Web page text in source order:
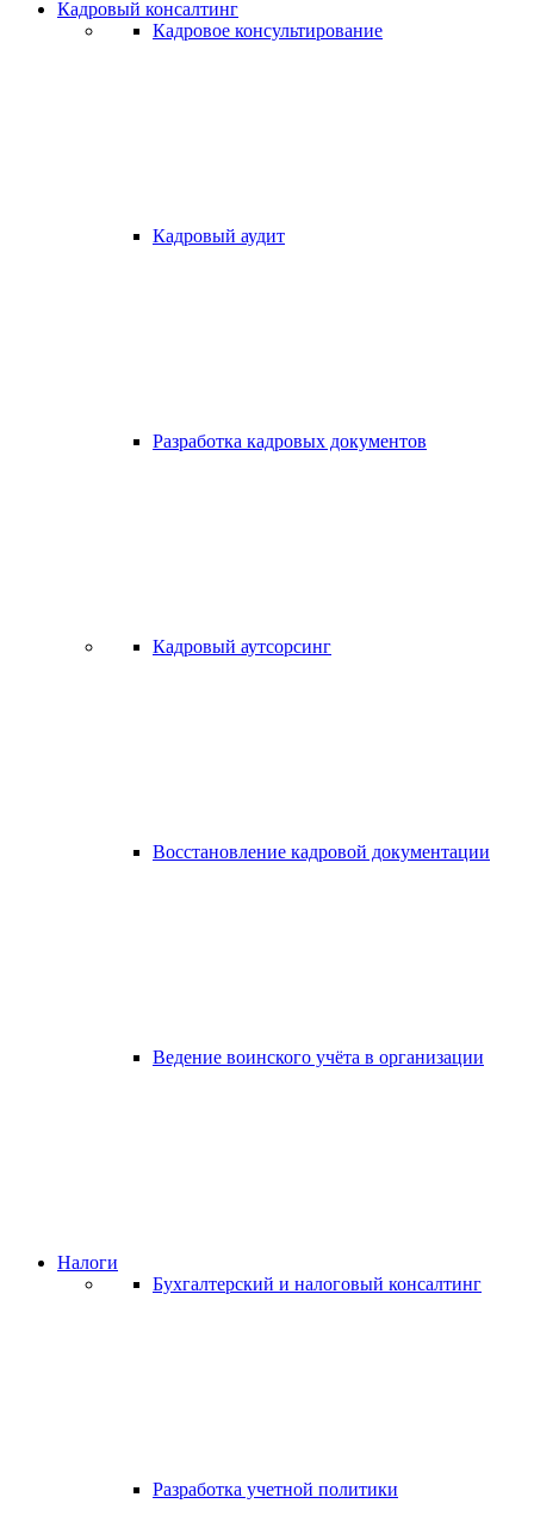
Кадровый консалтинг
Кадровое консультирование
Кадровый аудит
Разработка кадровых документов
Кадровый аутсорсинг
Восстановление кадровой документации
Ведение воинского учёта в организации
Налоги
Бухгалтерский и налоговый консалтинг
Разработка учетной политики